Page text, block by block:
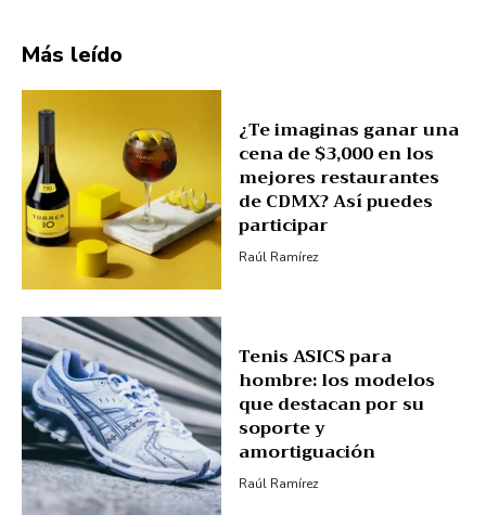
Más leído
¿Te imaginas ganar una
cena de $3,000 en los
mejores restaurantes
de CDMX? Así puedes
participar
Raúl Ramírez
Tenis ASICS para
hombre: los modelos
que destacan por su
soporte y
amortiguación
Raúl Ramírez